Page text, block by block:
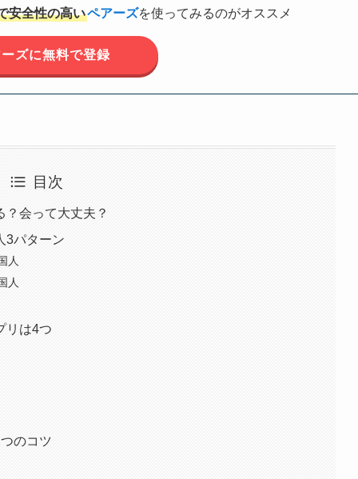
安全性の高いペアーズを使ってみるのがオススメ
ズに無料で登録
目次
会って大丈夫？
3パターン
人
人
リは4つ
のコツ